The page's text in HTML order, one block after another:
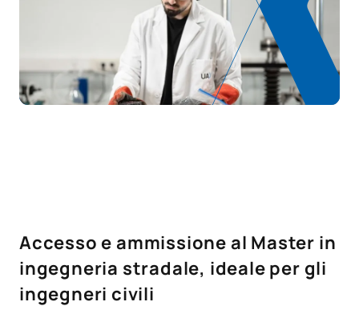
Pianificazione, gestione e
gestione operativa delle
infrastrutture
OB 6
M240502 Tirocini esterni OB 6
M240505 Tesi di laurea magistrale OB 15
TOTALE: 54
Accesso e ammissione al Master in
ingegneria stradale, ideale per gli
ingegneri civili